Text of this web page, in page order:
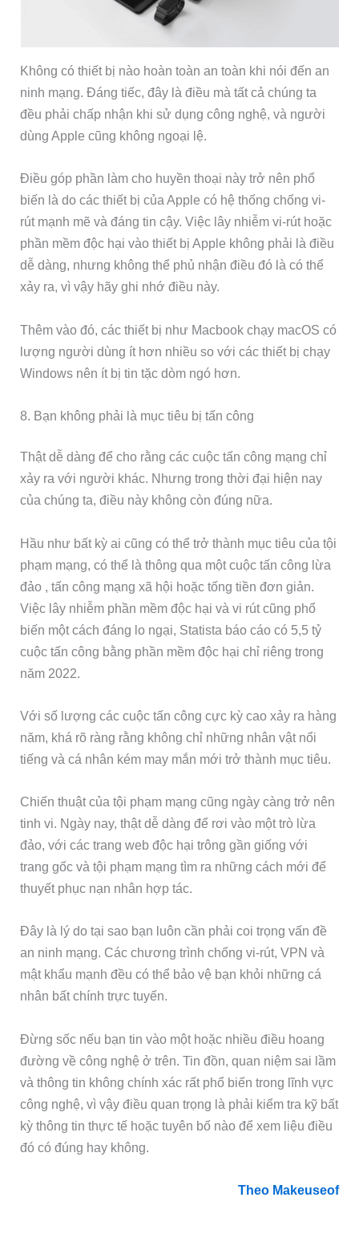
Không có thiết bị nào hoàn toàn an toàn khi nói đến an
ninh mạng. Đáng tiếc, đây là điều mà tất cả chúng ta
đều phải chấp nhận khi sử dụng công nghệ, và người
dùng Apple cũng không ngoại lệ.
Điều góp phần làm cho huyền thoại này trở nên phổ
biến là do các thiết bị của Apple có hệ thống chống vi-
rút mạnh mẽ và đáng tin cậy. Việc lây nhiễm vi-rút hoặc
phần mềm độc hại vào thiết bị Apple không phải là điều
dễ dàng, nhưng không thể phủ nhận điều đó là có thể
xảy ra, vì vậy hãy ghi nhớ điều này.
Thêm vào đó, các thiết bị như Macbook chạy macOS có
lượng người dùng ít hơn nhiều so với các thiết bị chạy
Windows nên ít bị tin tặc dòm ngó hơn.
8. Bạn không phải là mục tiêu bị tấn công
Thật dễ dàng để cho rằng các cuộc tấn công mạng chỉ
xảy ra với người khác. Nhưng trong thời đại hiện nay
của chúng ta, điều này không còn đúng nữa.
Hầu như bất kỳ ai cũng có thể trở thành mục tiêu của tội
phạm mạng, có thể là thông qua một cuộc tấn công lừa
đảo , tấn công mạng xã hội hoặc tống tiền đơn giản.
Việc lây nhiễm phần mềm độc hại và vi rút cũng phổ
biến một cách đáng lo ngại, Statista báo cáo có 5,5 tỷ
cuộc tấn công bằng phần mềm độc hại chỉ riêng trong
năm 2022.
Với số lượng các cuộc tấn công cực kỳ cao xảy ra hàng
năm, khá rõ ràng rằng không chỉ những nhân vật nổi
tiếng và cá nhân kém may mắn mới trở thành mục tiêu.
Chiến thuật của tội phạm mạng cũng ngày càng trở nên
tinh vi. Ngày nay, thật dễ dàng để rơi vào một trò lừa
đảo, với các trang web độc hại trông gần giống với
trang gốc và tội phạm mạng tìm ra những cách mới để
thuyết phục nạn nhân hợp tác.
Đây là lý do tại sao bạn luôn cần phải coi trọng vấn đề
an ninh mạng. Các chương trình chống vi-rút, VPN và
mật khẩu mạnh đều có thể bảo vệ bạn khỏi những cá
nhân bất chính trực tuyến.
Đừng sốc nếu bạn tin vào một hoặc nhiều điều hoang
đường về công nghệ ở trên. Tin đồn, quan niệm sai lầm
và thông tin không chính xác rất phổ biến trong lĩnh vực
công nghệ, vì vậy điều quan trọng là phải kiểm tra kỹ bất
kỳ thông tin thực tế hoặc tuyên bố nào để xem liệu điều
đó có đúng hay không.
Theo Makeuseof